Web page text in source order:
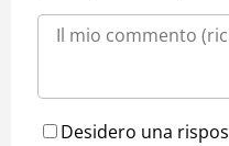
Desidero una